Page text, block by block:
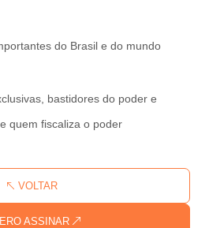
do Brasil e do mundo
bastidores do poder e
quem fiscaliza o poder
ASSINAR
VOLTAR